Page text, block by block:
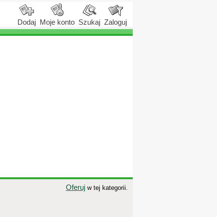
Dodaj Moje konto Szukaj Zaloguj
Oferuj w tej kategorii.